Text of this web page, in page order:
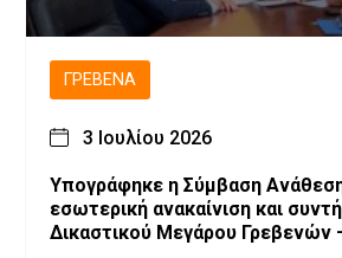
ΓΡΕΒΕΝΆ
3 Ιουλίου 2026
Υπογράφηκε η Σύμβαση
εσωτερική ανακαίνιση και
Δικαστικού Μεγάρου Γρεβενών